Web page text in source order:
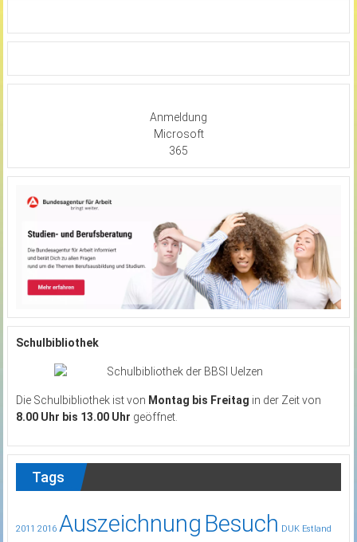
Anmeldung
Microsoft
365
Schulbibliothek
Die Schulbibliothek ist von Montag bis Freitag in der Zeit von
8.00 Uhr bis 13.00 Uhr geöffnet.
Tags
2011 2016 Auszeichnung Besuch DUK Estland